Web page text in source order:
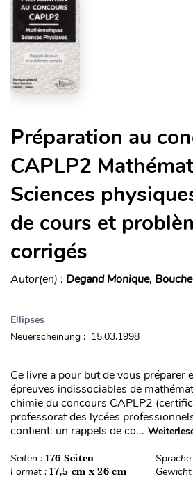
Préparation au
CAPLP2
Sciences
de cours et
corrigés
Autor(en) : Degand Monique,
Ellipses
Neuerscheinung : 15.03.1998
Ce livre a pour but de vous préparer
épreuves indissociables de
chimie du concours CAPLP2
professorat des lycées
contient: un rappels de co...
Seiten : 176 Seiten Sprache
Format : 17,5 cm x 26 cm